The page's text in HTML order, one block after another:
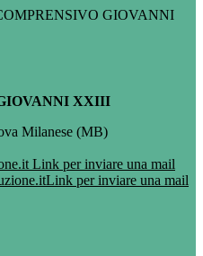
GIOVANNI
XXIII
Milanese (MB)
Link per inviare una mail
Link per inviare una mail